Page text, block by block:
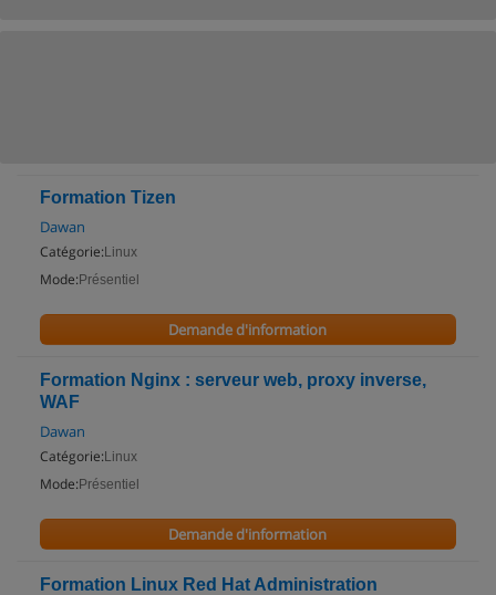
Formation Tizen
Dawan
Catégorie: Linux
Mode: Présentiel
Demande d'information
Formation Nginx : serveur web, proxy inverse,
WAF
Dawan
Catégorie: Linux
Mode: Présentiel
Demande d'information
Formation Linux Red Hat Administration